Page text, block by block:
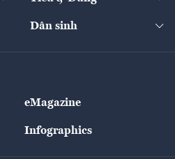
Thị trường
Nông sản
Giải trí
Dân sinh
eMagazine
Infographics